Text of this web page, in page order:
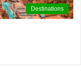
Destinations